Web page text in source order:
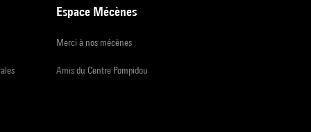
Espace Mécènes
Merci à nos mécènes
Amis du Centre Pompidou